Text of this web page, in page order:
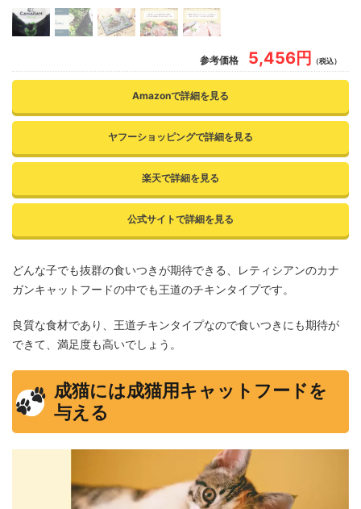
参考価格 5,456円 （税込）
Amazonで詳細を見る
ヤフーショッピングで詳細を見る
楽天で詳細を見る
公式サイトで詳細を見る
どんな子でも抜群の食いつきが期待できる、レティシアンのカナ
ガンキャットフードの中でも王道のチキンタイプです。
良質な食材であり、王道チキンタイプなので食いつきにも期待が
できて、満足度も高いでしょう。
成猫には成猫用キャットフードを
与える